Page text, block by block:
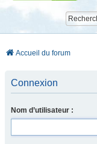
Accueil du forum
Connexion
Nom d’utilisateur :